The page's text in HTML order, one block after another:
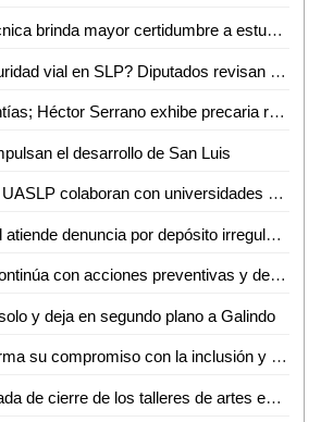
Universidad Politécnica brinda mayor certidumbre a estudiantes
¿Por fin habrá seguridad vial en SLP? Diputados revisan a marchas forzadas "Ley Santi"
Sin seguro ni garantías; Héctor Serrano exhibe precaria realidad de prensa potosina
el desarrollo de San Luis
Especialistas de la UASLP colaboran con universidades de Estados Unidos en investigación sobre chikungunya
Gobierno municipal atiende denuncia por depósito irregular de basura en Villas del Real de Santiago
Rastro municipal continúa con acciones preventivas y de concientización contra el gusano barrenador del ganado
y deja en segundo plano a Galindo
Ciudad Valles reafirma su compromiso con la inclusión y el respeto a la diversidad
Invitan a la temporada de cierre de los talleres de artes escénicas, danza y teatro en el CeartSLP